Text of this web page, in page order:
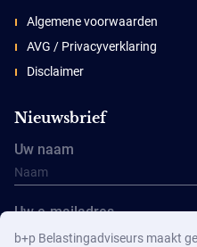
Algemene voorwaarden
AVG / Privacyverklaring
Disclaimer
Nieuwsbrief
Uw naam
Uw e-mailadres
b+p Belastingadviseurs maakt